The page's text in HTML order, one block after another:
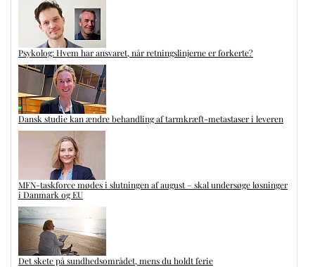
Psykolog: Hvem har ansvaret, når retningslinjerne er forkerte?
Dansk studie kan ændre behandling af tarmkræft-metastaser i leveren
MFN-taskforce mødes i slutningen af august – skal undersøge løsninger
i Danmark og EU
Det skete på sundhedsområdet, mens du holdt ferie